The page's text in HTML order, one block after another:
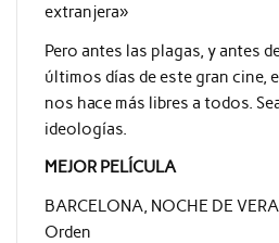
extranjera»
Pero antes las plagas, y antes
últimos días de este gran cine,
nos hace más libres a todos.
ideologías.
MEJOR PELÍCULA
BARCELONA, NOCHE DE
Orden